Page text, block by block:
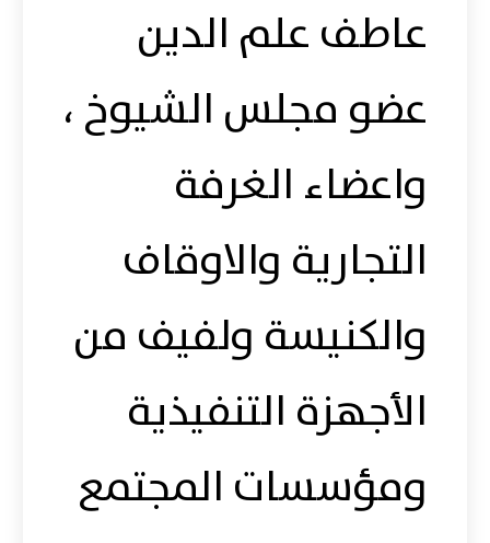
عاطف علم الدين
عضو مجلس الشيوخ ،
واعضاء الغرفة
التجارية والاوقاف
والكنيسة ولفيف من
الأجهزة التنفيذية
ومؤسسات المجتمع